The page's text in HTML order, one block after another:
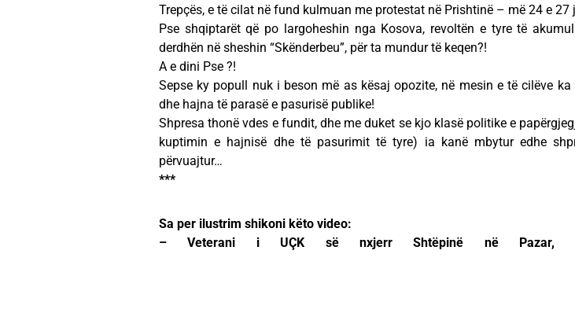
Trepçës, e të cilat në fund kulmuan me protestat në Prishtinë – më 24 e 27
Pse shqiptarët që po largoheshin nga Kosova, revoltën e tyre të
derdhën në sheshin “Skënderbeu”, për ta mundur të keqen?!
A e dini Pse ?!
Sepse ky popull nuk i beson më as kësaj opozite, në mesin e të cilëve
dhe hajna të parasë e pasurisë publike!
Shpresa thonë vdes e fundit, dhe me duket se kjo klasë politike e
kuptimin e hajnisë dhe të pasurimit të tyre) ia kanë mbytur edhe
përvuajtur…
***
Sa per ilustrim shikoni këto video:
– Veterani i UÇK së nxjerr Shtëpinë në Pazar,